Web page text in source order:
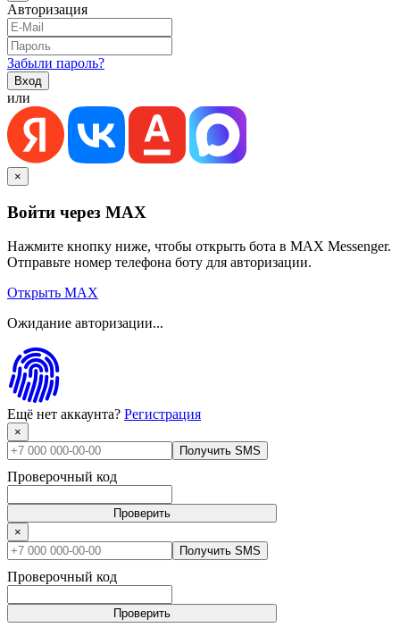
Авторизация
Забыли пароль?
или
×
Войти через MAX
Нажмите кнопку ниже, чтобы открыть бота в MAX Messenger.
Отправьте номер телефона боту для авторизации.
Открыть MAX
Ожидание авторизации...
Ещё нет аккаунта? Регистрация
×
Получить SMS
Проверочный код
Проверить
×
Получить SMS
Проверочный код
Проверить